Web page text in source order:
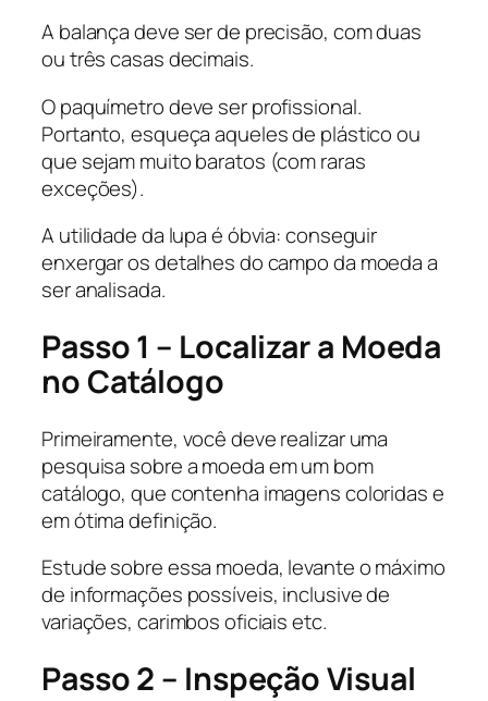
A balança deve ser de precisão, com duas
ou três casas decimais.
O paquímetro deve ser profissional.
Portanto, esqueça aqueles de plástico ou
que sejam muito baratos (com raras
exceções).
A utilidade da lupa é óbvia: conseguir
enxergar os detalhes do campo da moeda a
ser analisada.
Passo 1 – Localizar a Moeda
no Catálogo
Primeiramente, você deve realizar uma
pesquisa sobre a moeda em um bom
catálogo, que contenha imagens coloridas e
em ótima definição.
Estude sobre essa moeda, levante o máximo
de informações possíveis, inclusive de
variações, carimbos oficiais etc.
Passo 2 – Inspeção Visual